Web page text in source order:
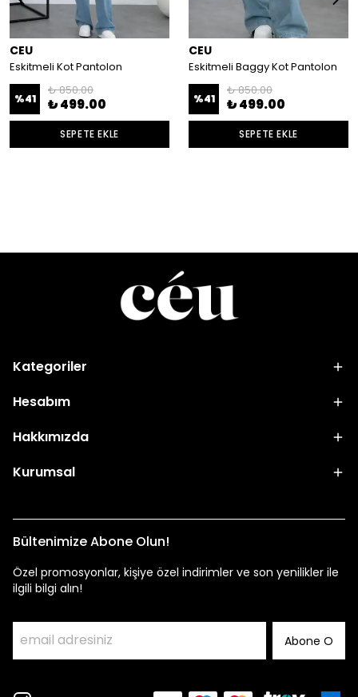
CEU
Eskitmeli Kot Pantolon
%41
₺ 850.00
₺ 499.00
SEPETE EKLE
CEU
Eskitmeli Baggy Kot Pantolon
%41
₺ 850.00
₺ 499.00
SEPETE EKLE
Kategoriler
Hesabım
Hakkımızda
Kurumsal
Bültenimize Abone Olun!
Özel promosyonlar, kişiye özel indirimler ve son yenilikler ile
ilgili bilgi alın!
Abone O